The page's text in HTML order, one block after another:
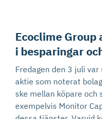
Ecoclime Group
i besparingar
Fredagen den 3 juli
aktie som noterat
ske mellan köpare och
exempelvis Monitor